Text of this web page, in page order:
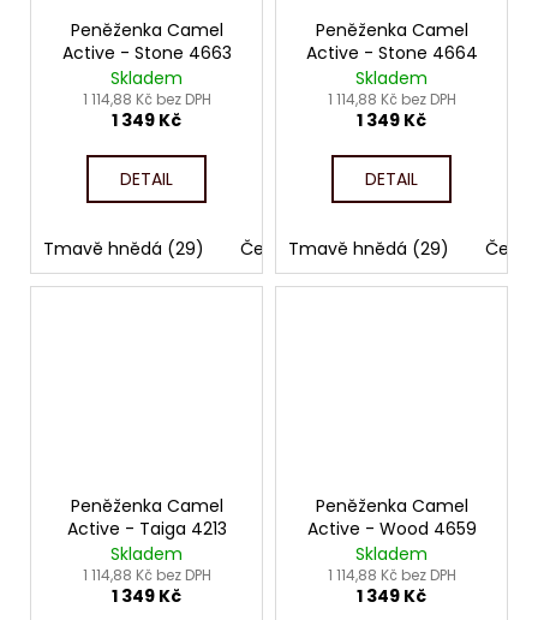
Peněženka Camel
Active - Stone 4663
Skladem
1 114,88 Kč bez DPH
1 349 Kč
DETAIL
Tmavě hnědá (29) Černá (60)
Peněženka Camel
Active - Stone 4664
Skladem
1 114,88 Kč bez DPH
1 349 Kč
DETAIL
Tmavě hnědá (29)
Peněženka Camel
Active - Taiga 4213
Skladem
1 114,88 Kč bez DPH
1 349 Kč
Peněženka Camel
Active - Wood 4659
Skladem
1 114,88 Kč bez DPH
1 349 Kč